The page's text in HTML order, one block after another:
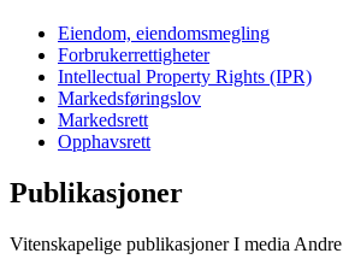
Eiendom, eiendomsmegling
Forbrukerrettigheter
Intellectual Property Rights (IPR)
Markedsføringslov
Markedsrett
Opphavsrett
Publikasjoner
Vitenskapelige publikasjonerI media Andre